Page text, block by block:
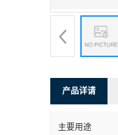
产品详请
主要用途